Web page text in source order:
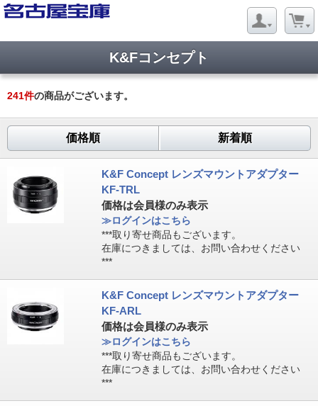
K&Fコンセプト
241件の商品がございます。
価格順 新着順
K&F Concept レンズマウントアダプター
KF-TRL
価格は会員様のみ表示
≫ログインはこちら
***取り寄せ商品もございます。
在庫につきましては、お問い合わせください
***
K&F Concept レンズマウントアダプター
KF-ARL
価格は会員様のみ表示
≫ログインはこちら
***取り寄せ商品もございます。
在庫につきましては、お問い合わせください
***